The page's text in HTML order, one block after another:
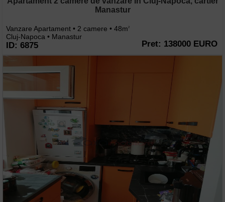
Manastur
Vanzare Apartament • 2 camere • 48m2
Cluj-Napoca • Manastur
ID: 6875 Pret: 138000 EURO